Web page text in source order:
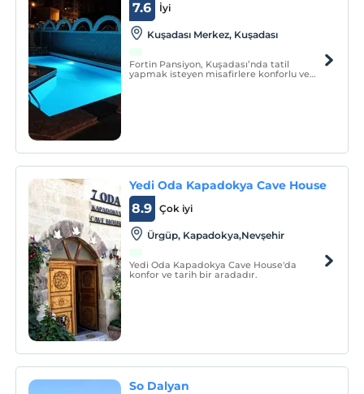
İyi
7.6
Kuşadası Merkez, Kuşadası
Fortin Pansiyon, Kuşadası’nda tatil
yapmak isteyen misafirlere konforlu ve
Yedi Oda Kapadokya Cave House
Çok iyi
8.9
Ürgüp, Kapadokya,Nevşehir
Yedi Oda Kapadokya Cave House'da
konfor ve tarih bir aradadır.
So Dalyan